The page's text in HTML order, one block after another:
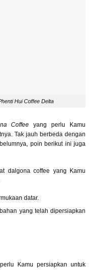
Hui Coffee Delta
Coffee yang perlu Kamu
Tak jauh berbeda dengan
poin berikut ini juga
dalgona coffee yang Kamu
datar.
yang telah dipersiapkan
Kamu persiapkan untuk